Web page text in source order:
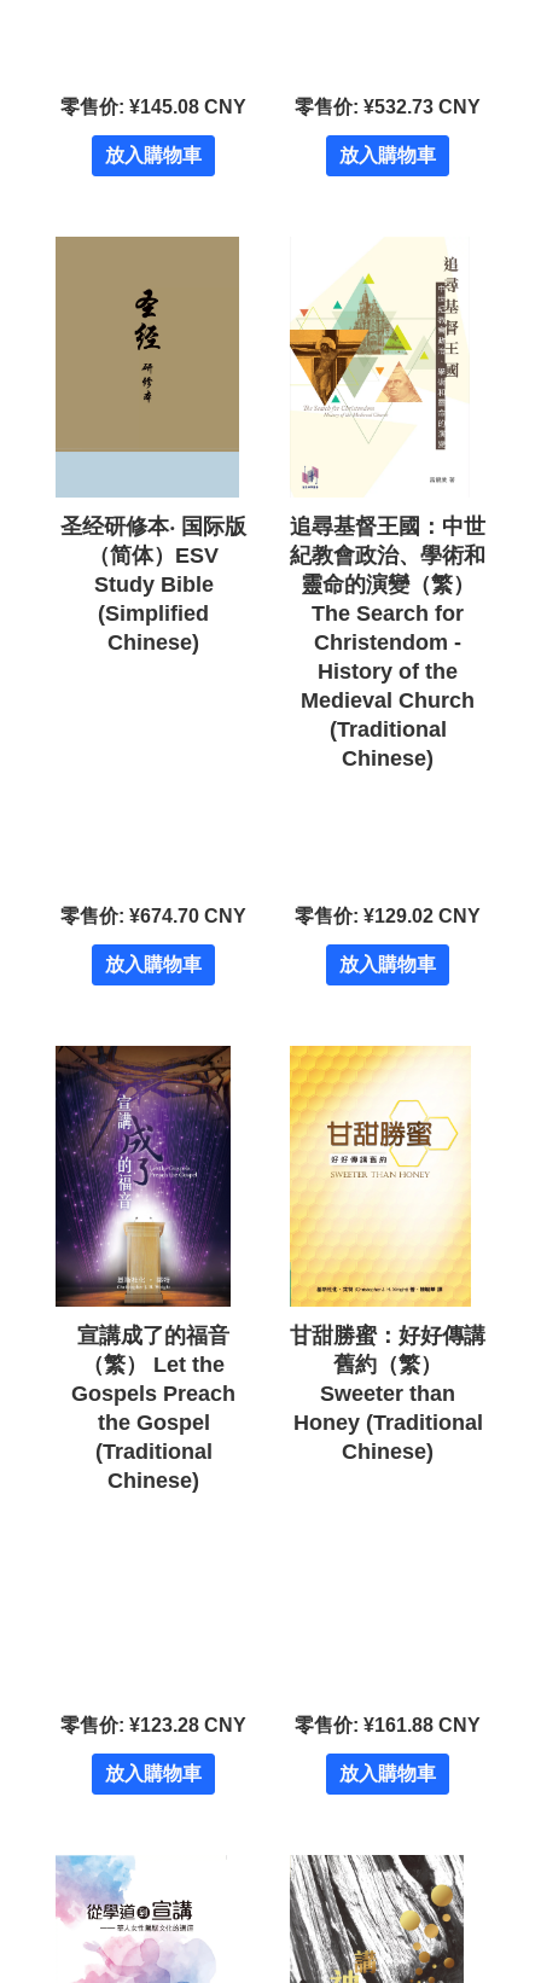
零售价: ¥145.08 CNY
放入購物車
零售价: ¥532.73 CNY
放入購物車
圣经研修本‧ 国际版
（简体）ESV
Study Bible
(Simplified
Chinese)
零售价: ¥674.70 CNY
放入購物車
追尋基督王國：中世
紀教會政治、學術和
靈命的演變（繁）
The Search for
Christendom -
History of the
Medieval Church
(Traditional
Chinese)
零售价: ¥129.02 CNY
放入購物車
宣講成了的福音
（繁） Let the
Gospels Preach
the Gospel
(Traditional
Chinese)
零售价: ¥123.28 CNY
放入購物車
甘甜勝蜜：好好傳講
舊約（繁）
Sweeter than
Honey (Traditional
Chinese)
零售价: ¥161.88 CNY
放入購物車